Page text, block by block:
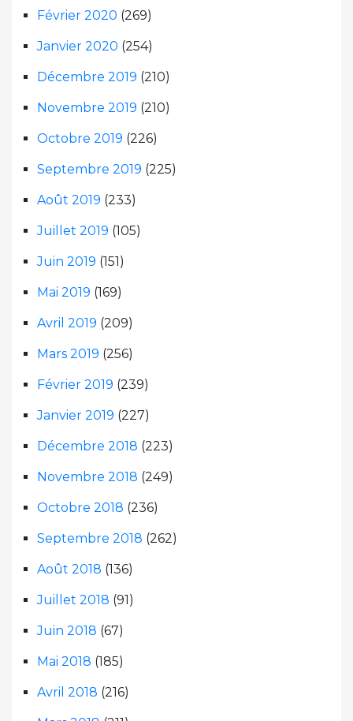
Février 2020 (269)
Janvier 2020 (254)
Décembre 2019 (210)
Novembre 2019 (210)
Octobre 2019 (226)
Septembre 2019 (225)
Août 2019 (233)
Juillet 2019 (105)
Juin 2019 (151)
Mai 2019 (169)
Avril 2019 (209)
Mars 2019 (256)
Février 2019 (239)
Janvier 2019 (227)
Décembre 2018 (223)
Novembre 2018 (249)
Octobre 2018 (236)
Septembre 2018 (262)
Août 2018 (136)
Juillet 2018 (91)
Juin 2018 (67)
Mai 2018 (185)
Avril 2018 (216)